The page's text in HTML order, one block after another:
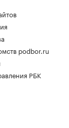
podbor.ru
РБК